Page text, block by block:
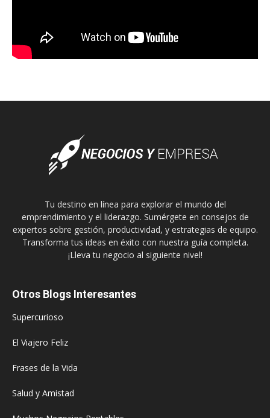
Tu destino en línea para explorar el mundo del
emprendimiento y el liderazgo. Sumérgete en consejos de
expertos sobre gestión, productividad, y estrategias de equipo.
Transforma tus ideas en éxito con nuestra guía completa.
¡Lleva tu negocio al siguiente nivel!
Otros Blogs Interesantes
Supercurioso
El Viajero Feliz
Frases de la Vida
Salud y Amistad